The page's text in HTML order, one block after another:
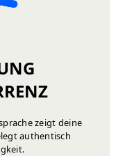
zeigt deine
authentisch